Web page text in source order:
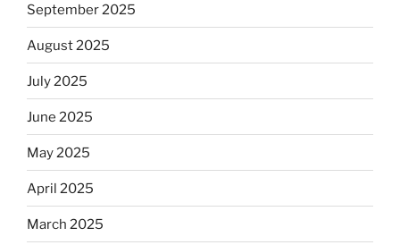
September 2025
August 2025
July 2025
June 2025
May 2025
April 2025
March 2025